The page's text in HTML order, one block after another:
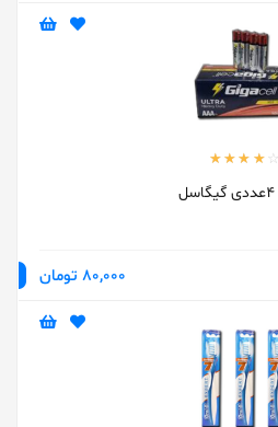
80,000 تومان